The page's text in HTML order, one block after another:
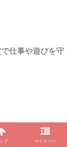
仕事や遊びを守
プ サイドバー